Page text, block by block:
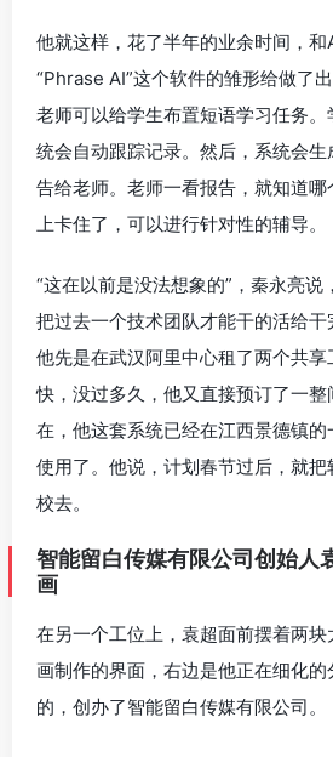
他就这样，花了半年的业余时间，
“Phrase AI”这个软件的雏形给做了
老师可以给学生布置短语学习任务
统会自动跟踪记录。然后，系统会
告给老师。老师一看报告，就知道
上卡住了，可以进行针对性的辅导。
“这在以前是没法想象的”，秦永亮说
把过去一个技术团队才能干的活给干
他先是在武汉阿里中心租了两个共
快，没过多久，他又直接预订了一
在，他这套系统已经在江西景德镇的
使用了。他说，计划春节过后，就
校去。
智能留白传媒有限公司创始人
画
在另一个工位上，袁超面前摆着两
画制作的界面，右边是他正在细化
的，创办了智能留白传媒有限公司。